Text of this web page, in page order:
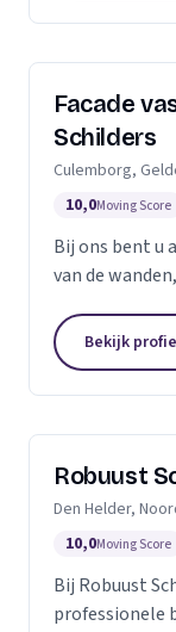
Facade
Schilders
Culemborg,
10,0Moving Score
Bij ons bent u
van de
met ons team
aan...
Bekijk
Robuust
Den Helder,
10,0Moving Score
Bij Robuust
professionele